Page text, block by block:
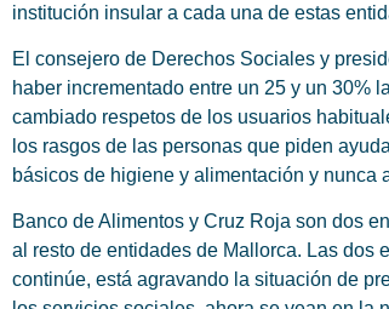
institución insular a cada una de estas
El consejero de Derechos Sociales y
haber incrementado entre un 25 y un 30%
cambiado respetos de los usuarios
los rasgos de las personas que piden
básicos de higiene y alimentación y nunca
Banco de Alimentos y Cruz Roja son dos
al resto de entidades de Mallorca. Las dos
continúe, está agravando la situación de